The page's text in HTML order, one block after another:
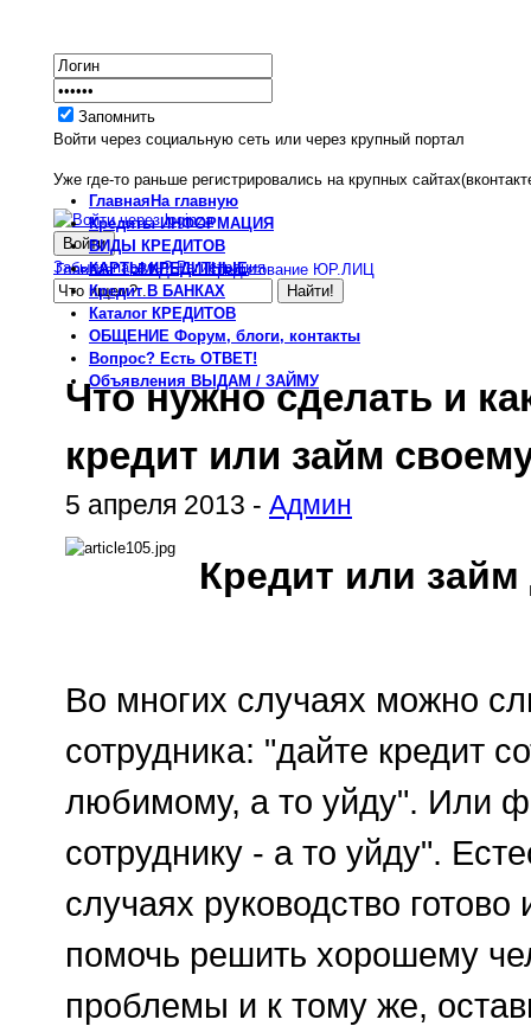
Запомнить
Войти через социальную сеть или через крупный портал
Уже где-то раньше регистрировались на крупных
Забыли пароль? Регистрация
Главная На главную
КредитыИНФОРМАЦИЯ
ВИДЫ
КРЕДИТОВ
КАРТЫКРЕДИТНЫЕ
Кредит В БАНКАХ
Каталог КРЕДИТОВ
ОБЩЕНИЕ Форум, блоги, контакты
Вопрос? Есть ОТВЕТ!
Объявления ВЫДАМ / ЗАЙМУ
Главная ВИДЫ Кредитование ЮР.ЛИЦ
Что нужно сделать и
кредит или займ
5 апреля 2013 - Админ
Кредит или займ
Во многих случаях можно
сотрудника: "дайте кредит
любимому, а то уйду". Или
сотруднику - а то уйду".
случаях руководство
помочь решить хорошему
проблемы и к тому же,